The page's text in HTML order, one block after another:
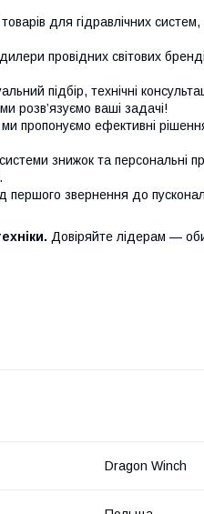
для гідравлічних
провідних світових
підбір, технічні
розв’язуємо ваші задачі!
пропонуємо ефективні
знижок та персональні
першого звернення до
Довіряйте лідерам —
Dragon Winch